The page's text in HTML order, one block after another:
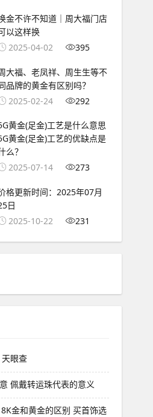
金不许不知道｜周大福门店
以这样换
2025-04-02
395
大福、老凤祥、周生生等不
品牌的黄金有区别吗？
2025-02-24
292
黄金(足金)工艺是什么意思
黄金(足金)工艺的优缺点是
么？
2025-07-14
273
格更新时间：2025年07月
日
2025-10-22
231
眼查
佩戴转运珠代表的意义
金和黄金的区别 买首饰选